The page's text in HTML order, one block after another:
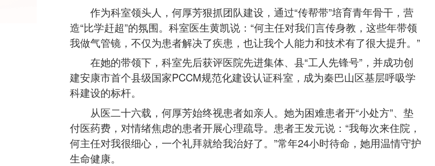
作为科室领头人，何厚芳狠抓团队建设，通过“传帮带”培育青年骨干，营
造“比学赶超”的氛围。科室医生黄凯说：“何主任对我们言传身教，这些年带领
我做气管镜，不仅为患者解决了疾患，也让我个人能力和技术有了很大提升。”
在她的带领下，科室先后获评医院先进集体、县“工人先锋号”，并成功创
建安康市首个县级国家PCCM规范化建设认证科室，成为秦巴山区基层呼吸学
科建设的标杆。
从医二十六载，何厚芳始终视患者如亲人。她为困难患者开“小处方”、垫
付医药费，对情绪焦虑的患者开展心理疏导。患者王发元说：“我每次来住院，
何主任对我很细心，一个礼拜就给我治好了。”常年24小时待命，她用温情守护
生命健康。